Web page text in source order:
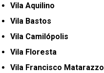
Vila Aquilino
Vila Bastos
Vila Camilópolis
Vila Floresta
Vila Francisco Matarazzo